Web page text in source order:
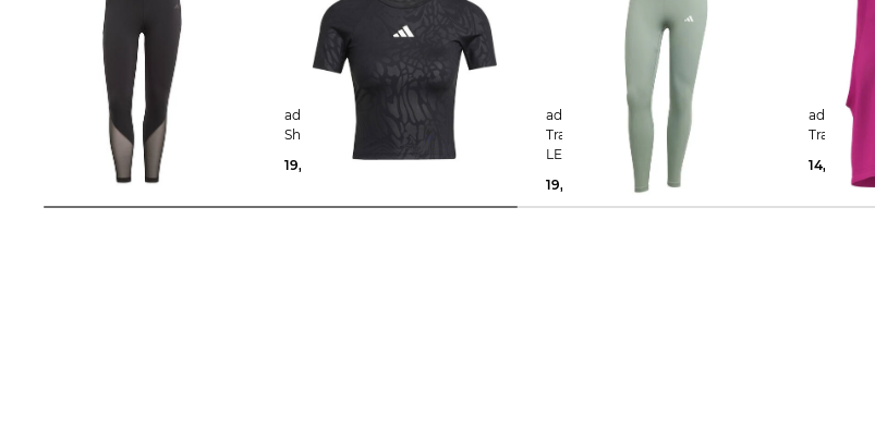
adidas Performance | Damen
Trainingstights TAILORED HIIT
TRAINING 7/8 LEGGINGS
85,00 €
adidas Performance | Damen T-
Shirt
19,99 €
40,00 €
adidas Performance | Damen
Trainingstights TECHFIT 7/8
LEGGINGS
19,99 €
45,00 €
adidas
14,99 €